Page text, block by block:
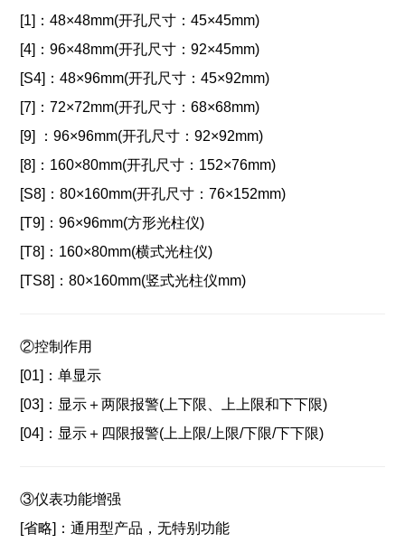
[1]：48×48mm(开孔尺寸：45×45mm)
[4]：96×48mm(开孔尺寸：92×45mm)
[S4]：48×96mm(开孔尺寸：45×92mm)
[7]：72×72mm(开孔尺寸：68×68mm)
[9] ：96×96mm(开孔尺寸：92×92mm)
[8]： 160×80mm(开孔尺寸：152×76mm)
[S8]：80×160mm(开孔尺寸：76×152mm)
[T9]：96×96mm(方形光柱仪)
[T8]： 160×80mm(横式光柱仪)
[TS8]：80×160mm(竖式光柱仪mm)
②控制作用
[01]：单显示
[03]：显示＋两限报警(上下限、上上限和下下限)
[04]： 显示＋四限报警(上上限/上限/下限/下下限)
③仪表功能增强
[省略]：通用型产品，无特别功能